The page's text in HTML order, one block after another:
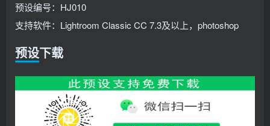
预设编号：HJ010
支持软件：Lightroom Classic CC 7.3及以上，photoshop
预设下载